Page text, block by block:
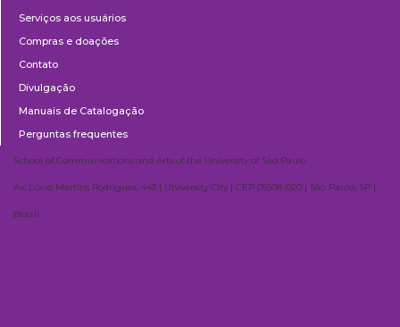
Serviços aos usuários
Compras e doações
Contato
Divulgação
Manuais de Catalogação
Perguntas frequentes
School of Communications and Arts of the University of São Paulo
Av. Lúcio Martins Rodrigues, 443 | University City | CEP 05508-020 | São Paulo, SP |
Brazil